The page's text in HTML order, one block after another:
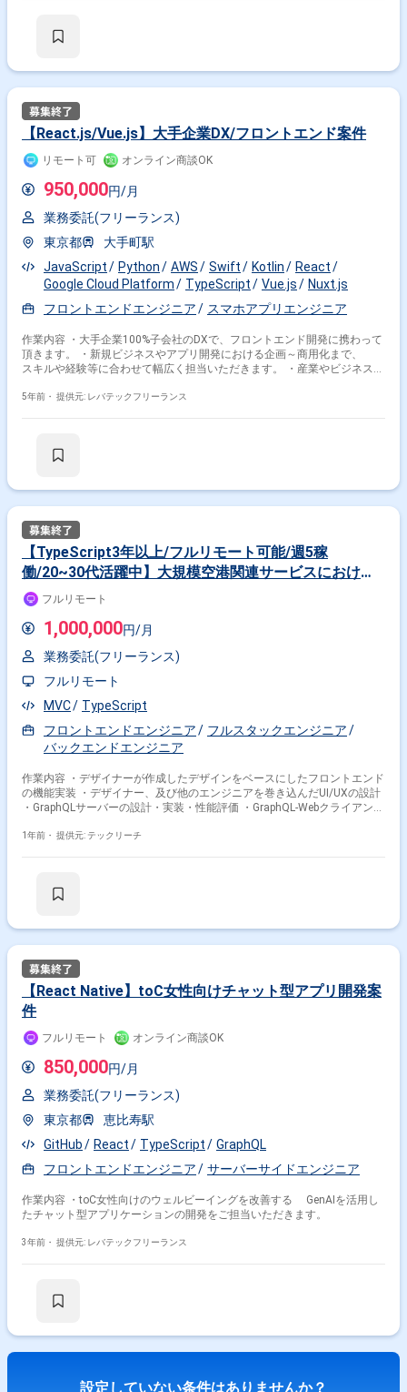
だきます。 ・PdMと協力し、人事、営業、カスタマーサポートなどの他職
プにつながる環境です。 ・リモート併用案件のため、比較的リラックスし
た環境で働くことが可能です。 ・AIなどの最新技術に携わることが可能で
す。
【React.js/Vue.js】大手企業DX/フロントエンド案件
リモート可 オンライン商談OK
950,000円/月
業務委託(フリーランス)
東京都
大手町駅
JavaScript
Python AWS Swift Kotlin
React
Google Cloud Platform
TypeScript Vue.js
Nuxt.js
フロントエンドエンジニア
スマホアプリエンジニア
作業内容 ・大手企業100%子会社のDXで、フロントエンド開発に携わって
頂きます。 ・新規ビジネスやアプリ開発における企画～商用化まで、
スキルや経験等に合わせて幅広く担当いただきます。 ・産業やビジネスが
クラウド等の最新技術を使いながら開発を行って頂きます。 ・モックやプ
開発/運用/管理 -実証実験用のデジタル技術選定 ※担当範囲は、スキルや
5年前・ 提供元: レバテックフリーランス
【TypeScript3年以上/フルリモート可能/週5稼
働/20~30代活躍中】大規模空港関連サービスにおける
フルスタックエンジニアの案件・求人
フルリモート
1,000,000円/月
業務委託(フリーランス)
フルリモート
MVC
TypeScript
フロントエンドエンジニア
フルスタックエンジニア
バックエンドエンジニア
作業内容 ・デザイナーが作成したデザインをベースにしたフロントエンド
の機能実装 ・デザイナー、及び他のエンジニアを巻き込んだUI/UXの設計
・GraphQLサーバーの設計・実装・性能評価 ・GraphQL-Webクライアント
た機能に対するテスト ・CI/CD環境の構築、整備 ・インフラ環境の構築、
/GraphQL/JUnit/Vitest/Memorystore for Redis/GitHub Actions/Cloud
雰囲気です。 ※成長意欲が高く、スキルを急速に伸ばしたい方に最適 ※将
来リーダーを目指す方歓迎 ＝＝＝＝＝ ※重要※ ▼必ずお読みください▼
【必須要件】 ・20～30代までの方、活躍中！ ・社会人経験必須 ・外国籍
の場合、JLPT(N1)もしくはJPT700点以上のビジネス上級レベル必須 ・週
新の状況は、担当者までお問合せ下さい。 ★期間：随時～
1年前・ 提供元: テックリーチ
【React Native】toC女性向けチャット型アプリ開発案
件
フルリモート オンライン商談OK
850,000円/月
業務委託(フリーランス)
東京都
恵比寿駅
GitHub
React TypeScript
GraphQL
フロントエンドエンジニア
サーバーサイドエンジニア
作業内容 ・toC女性向けのウェルビーイングを改善する GenAIを活用し
たチャット型アプリケーションの開発をご担当いただきます。
3年前・ 提供元: レバテックフリーランス
設定していない条件はありませんか？